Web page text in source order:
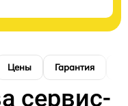
Цены Гарантия
сервис-